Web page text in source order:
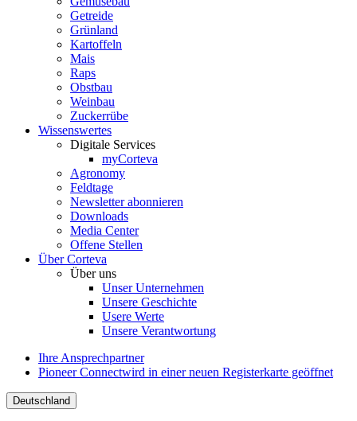
Getreide
Grünland
Kartoffeln
Mais
Raps
Obstbau
Weinbau
Zuckerrübe
Wissenswertes
Digitale Services
myCorteva
Agronomy
Feldtage
Newsletter abonnieren
Downloads
Media Center
Offene Stellen
Über Corteva
Über uns
Unser Unternehmen
Unsere Geschichte
Usere Werte
Unsere Verantwortung
Ihre Ansprechpartner
Pioneer Connectwird in einer neuen Registerkarte geöffnet
Deutschland